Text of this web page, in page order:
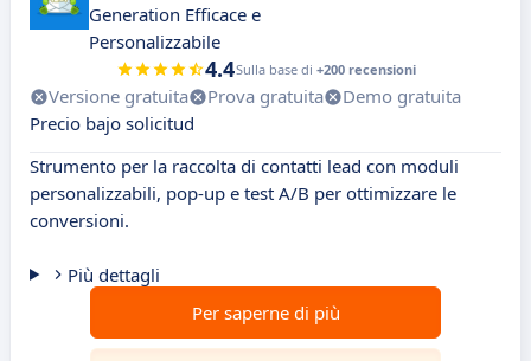
Generation Efficace e
Personalizzabile
4.4Sulla base di +200 recensioni
Versione gratuita Prova gratuita
Demo gratuita
Precio bajo solicitud
Strumento per la raccolta di contatti lead con moduli
personalizzabili, pop-up e test A/B per ottimizzare le
conversioni.
Più dettagli
Per saperne di più